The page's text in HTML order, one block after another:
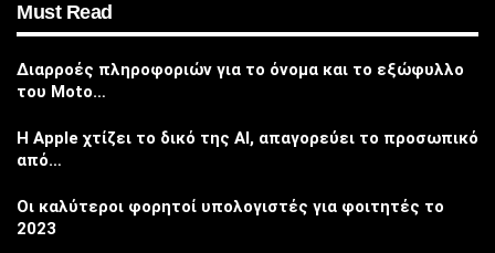
Must Read
Διαρροές πληροφοριών για το όνομα και το εξώφυλλο
του Moto…
Η Apple χτίζει το δικό της AI, απαγορεύει το προσωπικό
από…
Οι καλύτεροι φορητοί υπολογιστές για φοιτητές το
2023